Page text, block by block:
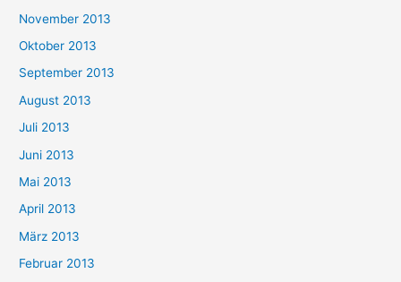
November 2013
Oktober 2013
September 2013
August 2013
Juli 2013
Juni 2013
Mai 2013
April 2013
März 2013
Februar 2013